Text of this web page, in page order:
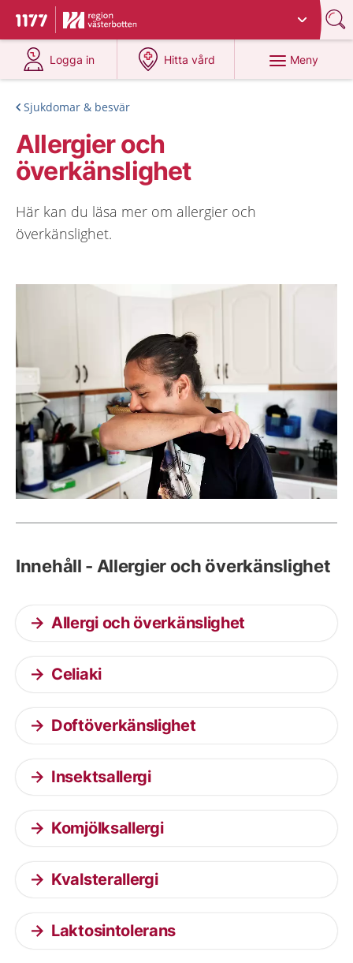
Till startsidan för 1177
Du har valt region
Logga in
på 1177.se
Hitta vård
på 1177.se
Meny
Sjukdomar & besvär
Allergier och
överkänslighet
Här kan du läsa mer om allergier och
överkänslighet.
Innehåll - Allergier och överkänslighet
Allergi och överkänslighet
Celiaki
Doftöverkänslighet
Insektsallergi
Komjölksallergi
Kvalsterallergi
Laktosintolerans